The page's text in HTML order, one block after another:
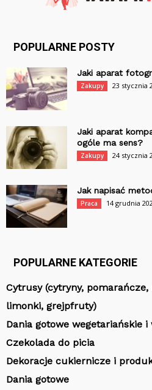
POPULARNE POSTY
Jaki aparat
Zakupy 23 stycznia
Jaki aparat
ogóle ma sens?
Zakupy 24 stycznia
Jak napisać
Praca 14 grudnia
POPULARNE KATEGORIE
Cytrusy (cytryny,
limonki, grejpfruty)
Dania gotowe wegetariańskie i
Czekolada do picia
Dekoracje cukiernicze i
Dania gotowe